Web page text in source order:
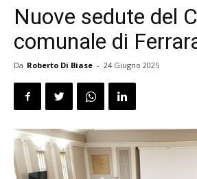
Nuove sedute del
comunale di
Da Roberto Di Biase - 24 Giugno 2025